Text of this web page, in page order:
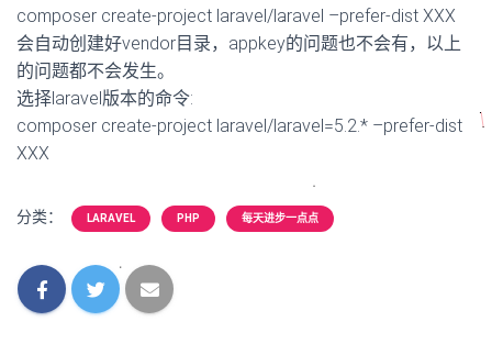
composer create-project laravel/laravel –prefer-dist XXX
会自动创建好vendor目录，appkey的问题也不会有，以上
的问题都不会发生。
选择laravel版本的命令:
composer create-project laravel/laravel=5.2.* –prefer-dist
XXX
分类： LARAVEL PHP 每天进步一点点